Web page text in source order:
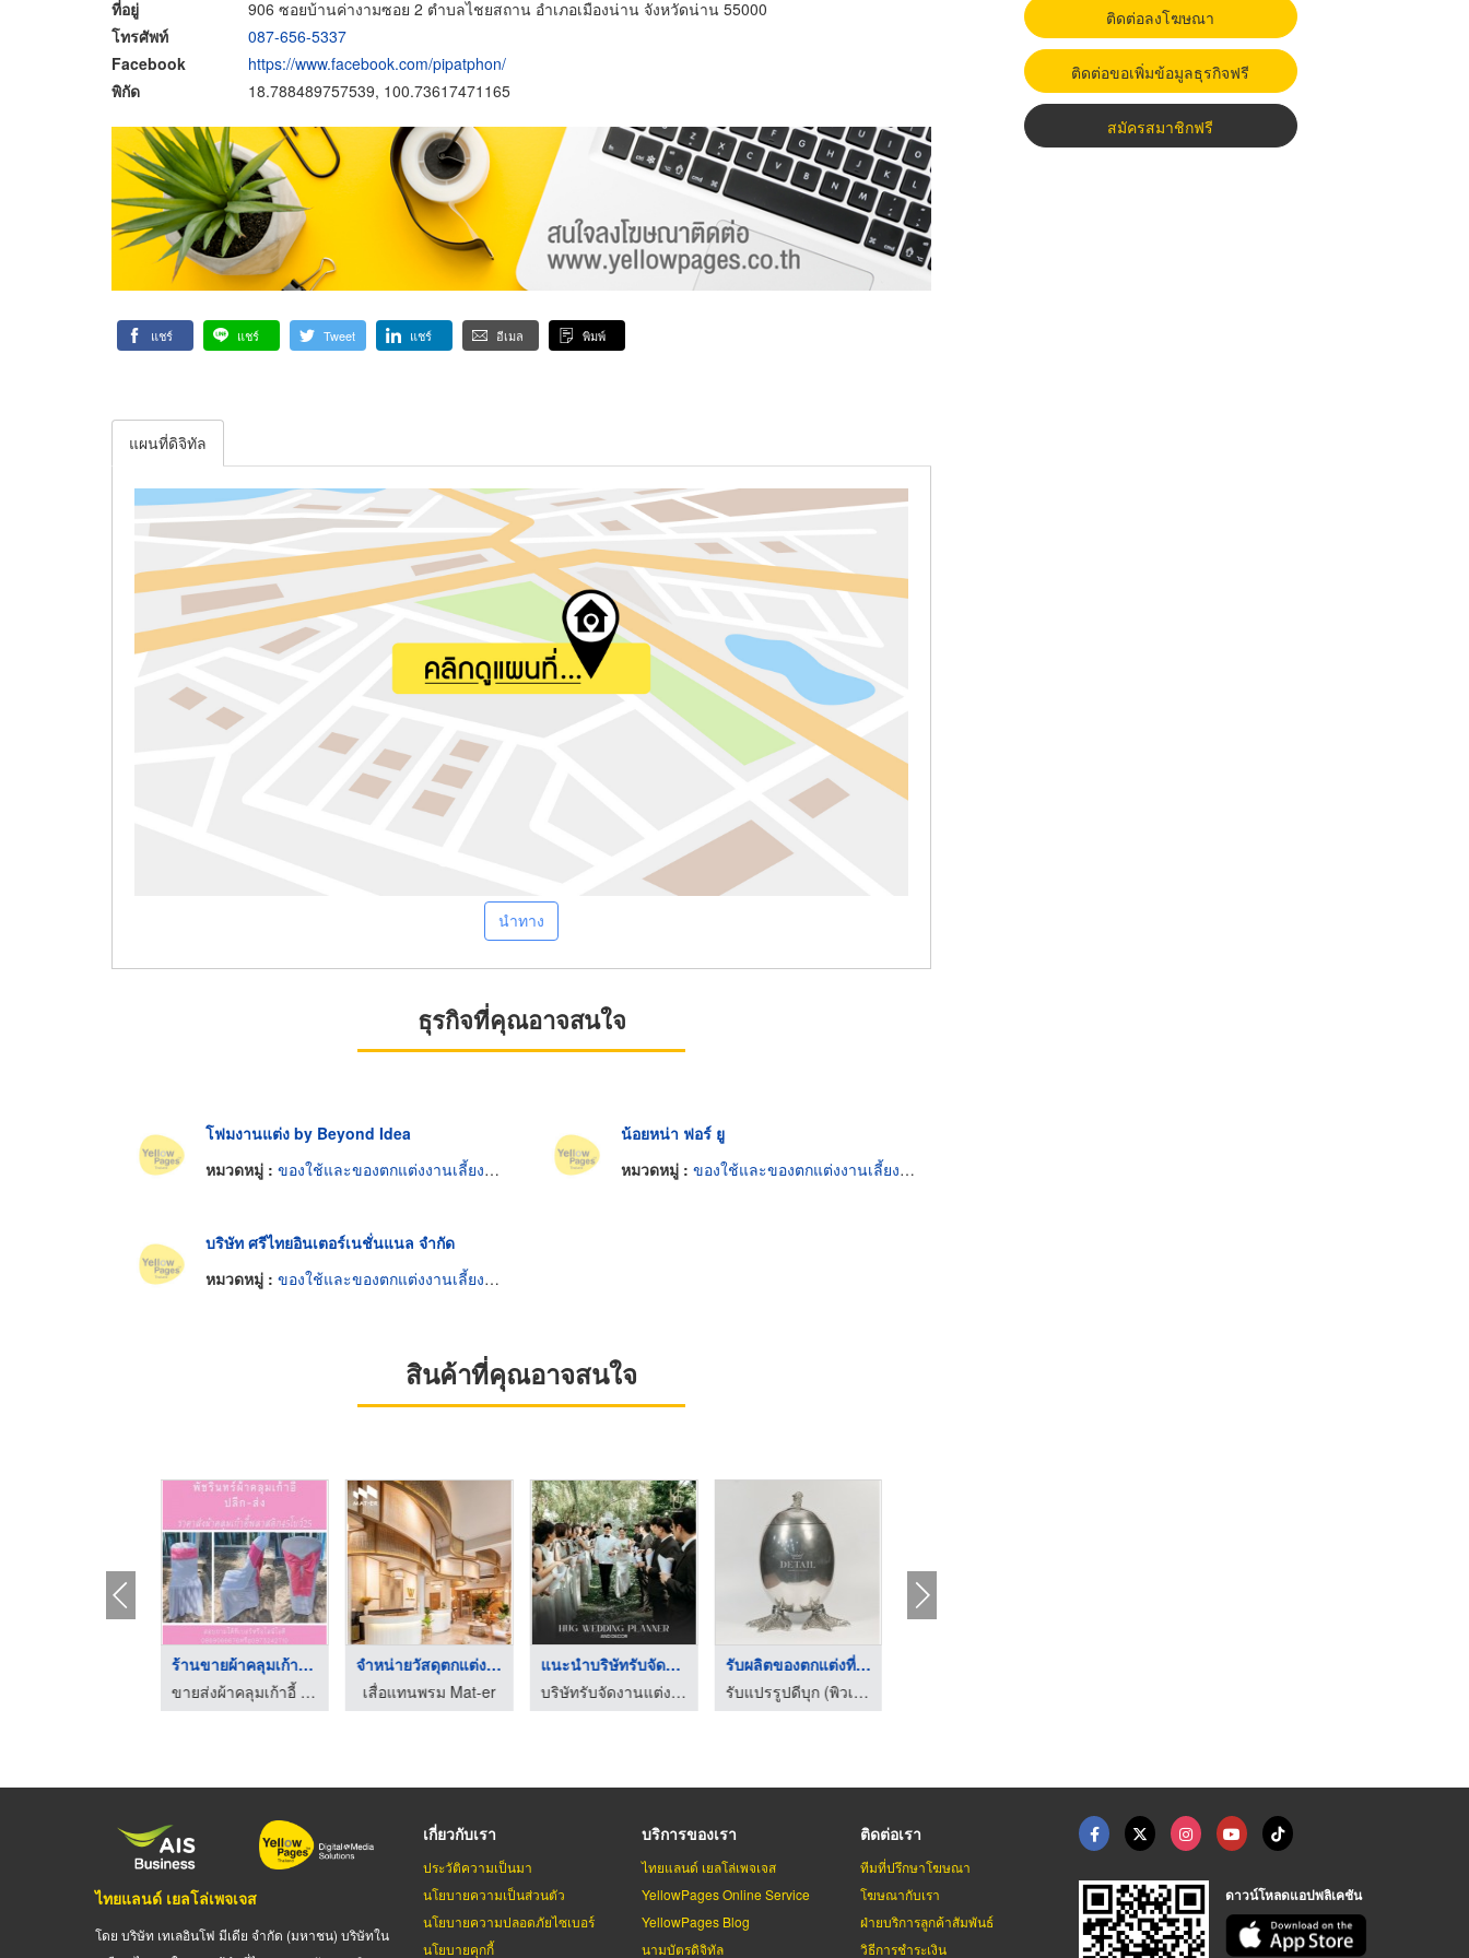
ที่อยู่
906 ซอยบ้านค่างามซอย 2 ตำบลไชยสถาน อำเภอเมืองน่าน จังหวัดน่าน 55000
โทรศัพท์
087-656-5337
Facebook
https://www.facebook.com/pipatphon/
พิกัด
18.788489757539, 100.73617471165
แชร์ แชร์ Tweet แชร์ อีเมล พิมพ์
แผนที่ดิจิทัล
นำทาง
ธุรกิจที่คุณอาจสนใจ
โฟมงานแต่ง by Beyond Idea
หมวดหมู่ : ของใช้และของตกแต่งงานเลี้ยงและงานพิธี
น้อยหน่า ฟอร์ ยู
หมวดหมู่ : ของใช้และของตกแต่งงานเลี้ยงและงานพิธี
บริษัท ศรีไทยอินเตอร์เนชั่นแนล จำกัด
หมวดหมู่ : ของใช้และของตกแต่งงานเลี้ยงและงานพิธี
สินค้าที่คุณอาจสนใจ
ขายชุดไตรนาค อุบลราช ...
ร้านสังฆภัณฑ์ อุบลราชธานี วารินธรรมภัณฑ์
ร้านขายผ้าคลุมเก้าอี ...
ขายส่งผ้าคลุมเก้าอี้ ผ้าคลุมโต๊ะ ผ้าจับจีบระบาย
จำหน่ายวัสดุตกแต่งแบ ...
เสื่อแทนพรม Mat-er
แนะนำบริษัทรับจัดงาน ...
บริษัทรับจัดงานแต่งงาน - Hugweddingplanner
ติดต่อลงโฆษณา
ติดต่อขอเพิ่มข้อมูลธุรกิจฟรี
สมัครสมาชิกฟรี
ไทยแลนด์ เยลโล่เพจเจส
โดย บริษัท เทเลอินโฟ มีเดีย จำกัด (มหาชน) บริษัทใน
เกี่ยวกับเรา
ประวัติความเป็นมา
นโยบายความเป็นส่วนตัว
นโยบายความปลอดภัยไซเบอร์
นโยบายคุกกี้
บริการของเรา
ไทยแลนด์ เยลโล่เพจเจส
YellowPages Online Service
YellowPages Blog
นามบัตรดิจิทัล
ติดต่อเรา
ทีมที่ปรึกษาโฆษณา
โฆษณากับเรา
ฝ่ายบริการลูกค้าสัมพันธ์
วิธีการชำระเงิน
ดาวน์โหลดแอปพลิเคชัน